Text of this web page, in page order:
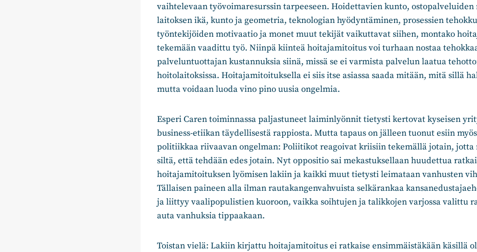
vaihtelevaan työvoimaresurssin tarpeeseen. Hoidettavien kunto, ostopalveluiden
laitoksen ikä, kunto ja geometria, teknologian hyödyntäminen, prosessien
työntekijöiden motivaatio ja monet muut tekijät vaikuttavat siihen, montako
tekemään vaadittu työ. Niinpä kiinteä hoitajamitoitus voi turhaan nostaa
palveluntuottajan kustannuksia siinä, missä se ei varmista palvelun laatua
hoitolaitoksissa. Hoitajamitoituksella ei siis itse asiassa saada mitään, mitä sillä
mutta voidaan luoda vino pino uusia ongelmia.
Esperi Caren toiminnassa paljastuneet laiminlyönnit tietysti kertovat kyseisen
business-etiikan täydellisestä rappiosta. Mutta tapaus on jälleen tuonut esiin
politiikkaa riivaavan ongelman: Poliitikot reagoivat kriisiin tekemällä jotain, jotta
siltä, että tehdään edes jotain. Nyt oppositio sai mekastuksellaan huudettua
hoitajamitoituksen lyömisen lakiin ja kaikki muut tietysti leimataan vanhusten
Tällaisen paineen alla ilman rautakangenvahvuista selkärankaa
ja liittyy vaalipopulistien kuoroon, vaikka soihtujen ja talikkojen varjossa valittu
auta vanhuksia tippaakaan.
Toistan vielä: Lakiin kirjattu hoitajamitoitus ei ratkaise ensimmäistäkään käsillä